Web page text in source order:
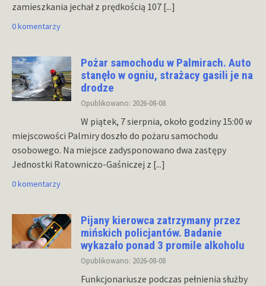
zamieszkania jechał z prędkością 107 [...]
0 komentarzy
Pożar samochodu w Palmirach. Auto
stanęło w ogniu, strażacy gasili je na
drodze
Opublikowano: 2026-08-08
W piątek, 7 sierpnia, około godziny 15:00 w
miejscowości Palmiry doszło do pożaru samochodu
osobowego. Na miejsce zadysponowano dwa zastępy
Jednostki Ratowniczo-Gaśniczej z [...]
0 komentarzy
Pijany kierowca zatrzymany przez
mińskich policjantów. Badanie
wykazało ponad 3 promile alkoholu
Opublikowano: 2026-08-08
Funkcjonariusze podczas pełnienia służby